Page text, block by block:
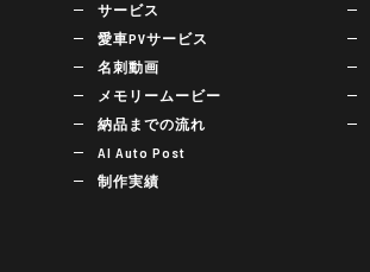
サービス
愛車PVサービス
名刺動画
メモリームービー
納品までの流れ
AI Auto Post
制作実績